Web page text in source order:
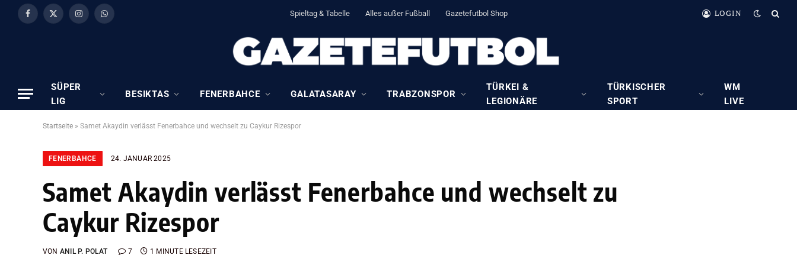
Facebook
X
InstagramWhatsApp Spieltag & Tabelle Alles außer Fußball Gazetefutbol Shop LOGIN
SÜPER
LIG
BESIKTAS FENERBAHCE GALATASARAY TRABZONSPOR
TÜRKEI &
LEGIONÄRE
TÜRKISCHER
SPORT
WM
LIVE
Startseite » Samet Akaydin verlässt Fenerbahce und wechselt zu Caykur Rizespor
FENERBAHCE 24. JANUAR 2025
Samet Akaydin verlässt Fenerbahce und wechselt zu
Caykur Rizespor
VON ANIL P. POLAT 7 1 MINUTE LESEZEIT